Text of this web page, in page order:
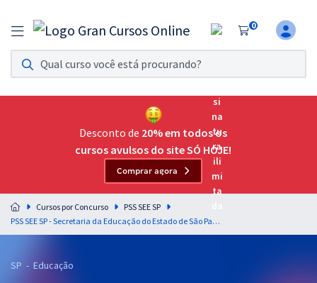
0
Assinatura Ilimitada 11
Acesso a todos os cursos. Teste grátis por 7 dias!
Assinatura OAB Até Passar
Acesso ilimitado a toda preparação para o Exame da
Residências Multiprofissionais
Preparação completa e intensiva para as principais
residências em saúde do Brasil
Desconto de 20% em todos os
cursos avulsos do site SÓ HOJE!
Comprar agora
Cursos por Concurso
PSS SEE SP
PSS SEE SP - Secretaria da Educação do Estado de São Paulo (Temporário) - Professor de Ensino Fundamental e Ensino Médio - Química (Módulo-Especial) (Pós-Edital)
SP - Educação